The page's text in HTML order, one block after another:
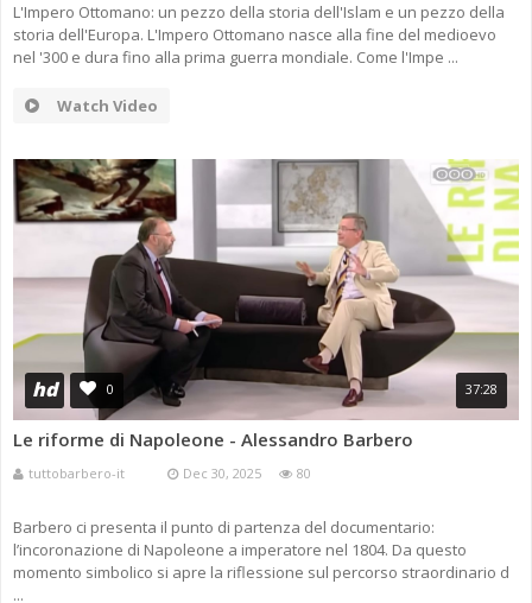
L'Impero Ottomano: un pezzo della storia dell'Islam e un pezzo della
storia dell'Europa. L'Impero Ottomano nasce alla fine del medioevo
nel '300 e dura fino alla prima guerra mondiale. Come l'Impe ...
Watch Video
hd 0 37:28
Le riforme di Napoleone - Alessandro Barbero
tuttobarbero-it Dec 30, 2025 80
Barbero ci presenta il punto di partenza del documentario:
l’incoronazione di Napoleone a imperatore nel 1804. Da questo
momento simbolico si apre la riflessione sul percorso straordinario d
...